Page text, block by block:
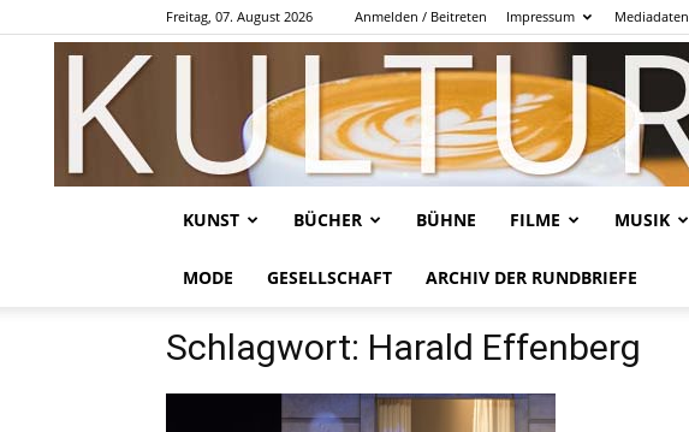
Freitag, 07. August 2026 Anmelden / Beitreten Impressum Mediadaten
KUNST BÜCHER BÜHNE FILME MUSIK
MODE GESELLSCHAFT ARCHIV DER RUNDBRIEFE
Schlagwort: Harald Effenberg